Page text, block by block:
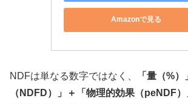
Amazonで見る
NDFは単なる数字ではなく、
「量（%
（NDFD）」＋「物理的効果（peNDF）